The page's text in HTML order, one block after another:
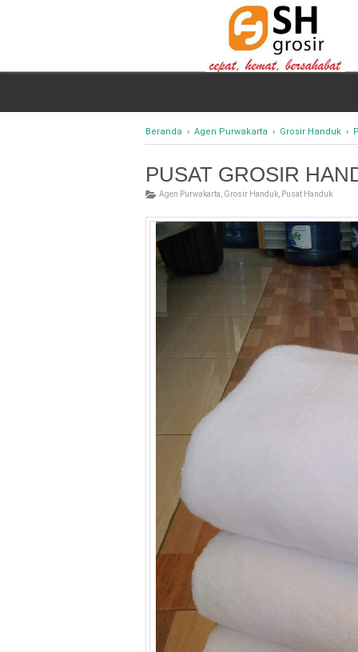
Beranda › Agen Purwakarta › Grosir Handuk ›
PUSAT GROSIR
Agen Purwakarta Grosir Handuk Pusat Handuk